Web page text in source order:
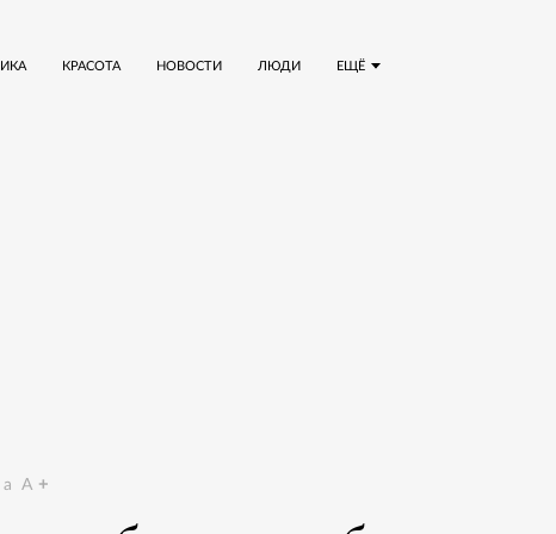
ЕЩЁ
КРАСОТА НОВОСТИ ЛЮДИ
a A